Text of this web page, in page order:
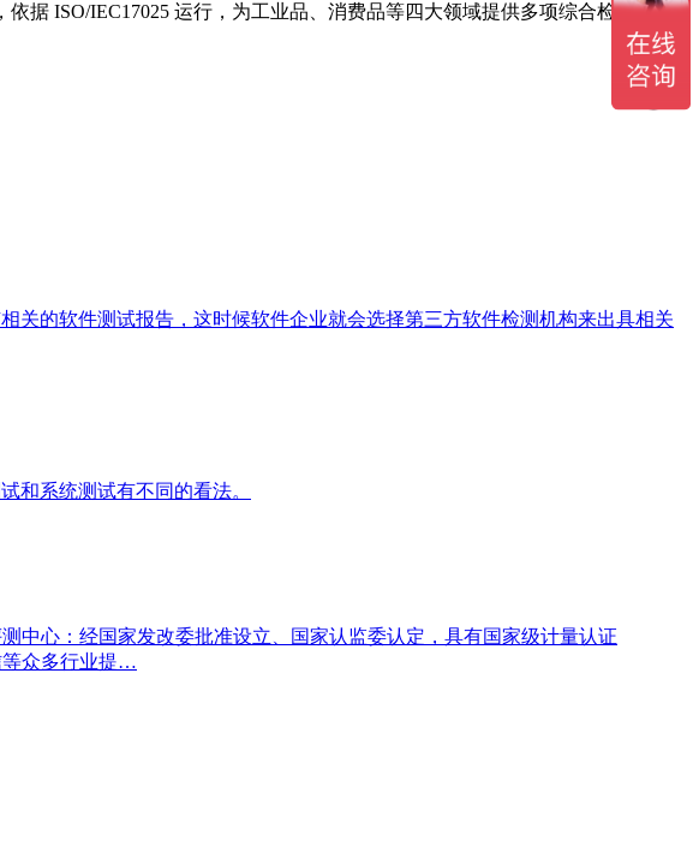
据 ISO/IEC17025 运行，为工业品、消费品等四大领域提供多项综合检测与认
关的软件测试报告，这时候软件企业就会选择第三方软件检测机构来出具相关
和系统测试有不同的看法。
中心：经国家发改委批准设立、国家认监委认定，具有国家级计量认证
等众多行业提…